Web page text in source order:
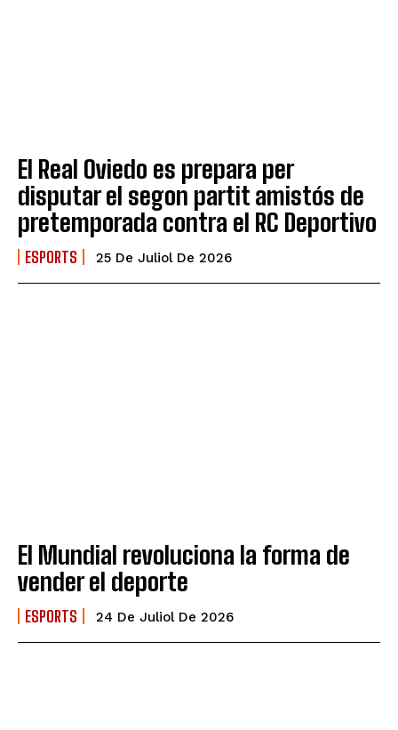
El Real Oviedo es prepara per
disputar el segon partit amistós de
pretemporada contra el RC Deportivo
ESPORTS 25 De Juliol De 2026
El Mundial revoluciona la forma de
vender el deporte
ESPORTS 24 De Juliol De 2026